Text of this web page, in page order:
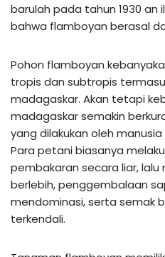
barulah pada tahun 1930 an
bahwa flamboyan berasal
Pohon flamboyan
tropis dan subtropis
madagaskar. Akan tetapi
madagaskar semakin
yang dilakukan oleh
Para petani biasanya
pembakaran secara liar, lalu
berlebih, penggembalaan
mendominasi, serta semak
terkendali.